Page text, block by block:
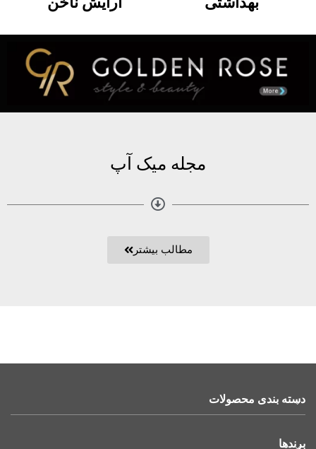
مجله میک آپ
مطالب بیشتر
دسته بندی محصولات
برندها